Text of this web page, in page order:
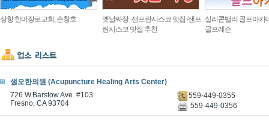
상항 한미장로교회, 손창호
옛날짜장 -샌프란시스코 맛집 /샌프
란시스코 맛집 추천
실리콘밸리 골프아카
골프레슨
샘오한의원 (Acupuncture Healing Arts Center)
726 W.Barstow Ave. #103
Fresno, CA 93704
559-449-0355
559-449-0356